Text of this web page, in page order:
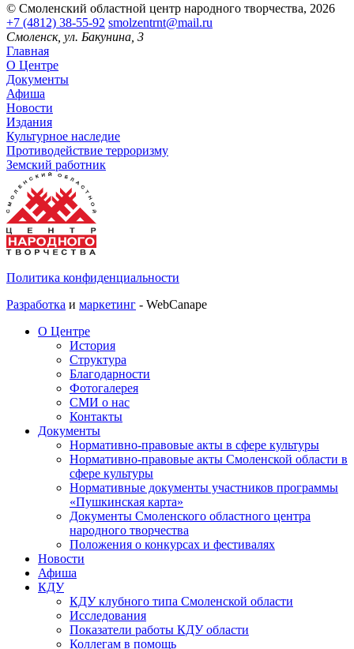
© Смоленский областной центр народного творчества, 2026
+7 (4812) 38-55-92 smolzentrnt@mail.ru
Смоленск, ул. Бакунина, 3
Главная
О Центре
Документы
Афиша
Новости
Издания
Культурное наследие
Противодействие терроризму
Земский работник
Политика конфиденциальности
Разработка и маркетинг - WebCanape
О Центре
История
Структура
Благодарности
Фотогалерея
СМИ о нас
Контакты
Документы
Нормативно-правовые акты в сфере культуры
Нормативно-правовые акты Смоленской области в
сфере культуры
Нормативные документы участников программы
«Пушкинская карта»
Документы Смоленского областного центра
народного творчества
Положения о конкурсах и фестивалях
Новости
Афиша
КДУ
КДУ клубного типа Смоленской области
Исследования
Показатели работы КДУ области
Коллегам в помощь